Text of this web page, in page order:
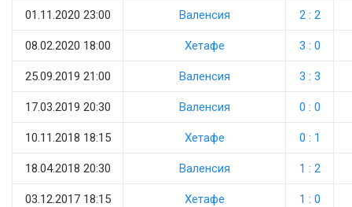
01.11.2020 23:00 Валенсия 2 : 2
08.02.2020 18:00 Хетафе 3 : 0
25.09.2019 21:00 Валенсия 3 : 3
17.03.2019 20:30 Валенсия 0 : 0
10.11.2018 18:15 Хетафе 0 : 1
18.04.2018 20:30 Валенсия 1 : 2
03.12.2017 18:15 Хетафе 1 : 0